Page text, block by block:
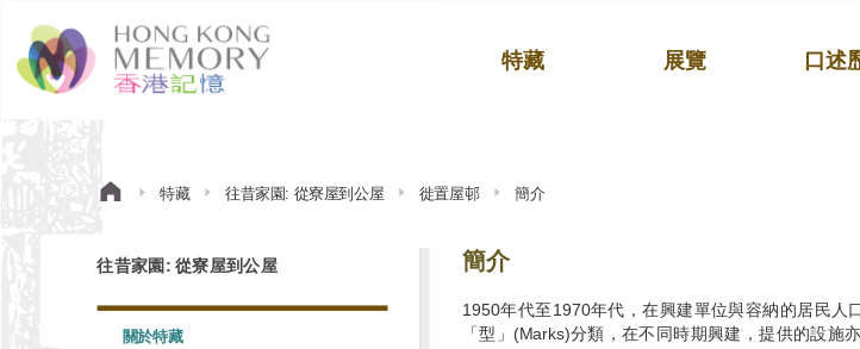
特藏 展覽 口述
特藏 往昔家園: 從寮屋到公屋 徙置屋邨 簡介
往昔家園: 從寮屋到公屋
關於特藏
簡介
1950年代至1970年代，在興建單位與容納的居民人
「型」(Marks)分類，在不同時期興建，提供的設施